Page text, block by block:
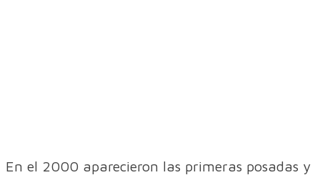
En el 2000 aparecieron las primeras posadas y